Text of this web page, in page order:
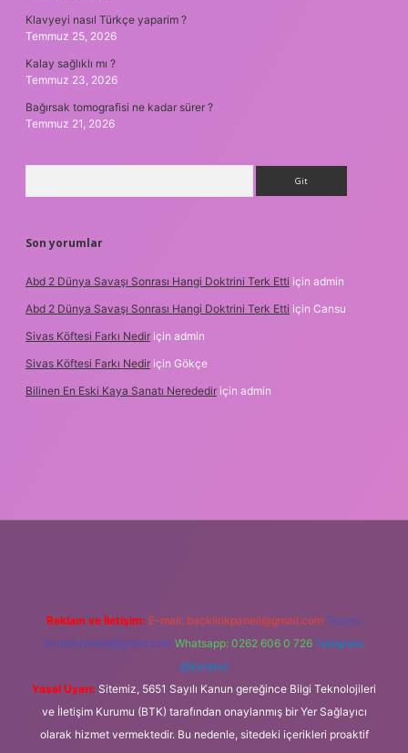
Klavyeyi nasıl Türkçe yaparim ?
Temmuz 25, 2026
Kalay sağlıklı mı ?
Temmuz 23, 2026
Bağırsak tomografisi ne kadar sürer ?
Temmuz 21, 2026
Son yorumlar
Abd 2 Dünya Savaşı Sonrası Hangi Doktrini Terk Etti için admin
Abd 2 Dünya Savaşı Sonrası Hangi Doktrini Terk Etti için Cansu
Sivas Köftesi Farkı Nedir için admin
Sivas Köftesi Farkı Nedir için Gökçe
Bilinen En Eski Kaya Sanatı Nerededir için admin
Reklam ve İletişim: E-mail: backlinkpaneli@gmail.com Teams:
forumhizmeti@gmail.com Whatsapp: 0262 606 0 726 Telegram:
@karabul
Yasal Uyarı: Sitemiz, 5651 Sayılı Kanun gereğince Bilgi Teknolojileri
ve İletişim Kurumu (BTK) tarafından onaylanmış bir Yer Sağlayıcı
olarak hizmet vermektedir. Bu nedenle, sitedeki içerikleri proaktif